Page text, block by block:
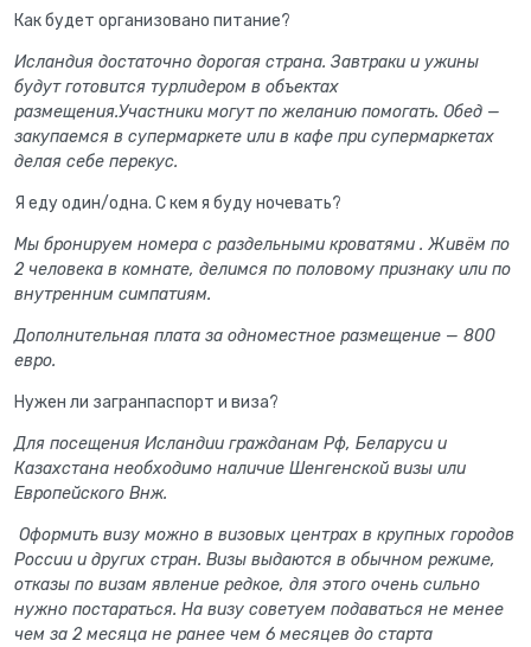
Как будет организовано питание?
Исландия достаточно дорогая страна. Завтраки и ужины
будут готовится турлидером в объектах
размещения.Участники могут по желанию помогать. Обед —
закупаемся в супермаркете или в кафе при супермаркетах
делая себе перекус.
Я еду один/одна. С кем я буду ночевать?
Мы бронируем номера с раздельными кроватями . Живём по
2 человека в комнате, делимся по половому признаку или по
внутренним симпатиям.
Дополнительная плата за одноместное размещение — 800
евро.
Нужен ли загранпаспорт и виза?
Для посещения Исландии гражданам Рф, Беларуси и
Казахстана необходимо наличие Шенгенской визы или
Европейского Внж.
Оформить визу можно в визовых центрах в крупных городов
России и других стран. Визы выдаются в обычном режиме,
отказы по визам явление редкое, для этого очень сильно
нужно постараться. На визу советуем подаваться не менее
чем за 2 месяца не ранее чем 6 месяцев до старта